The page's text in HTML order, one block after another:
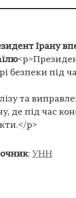
Ірану
безпеки під
та
де під час
p>
: УНН